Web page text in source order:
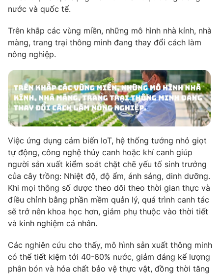
nước và quốc tế.
Trên khắp các vùng miền, những mô hình nhà kính, nhà
màng, trang trại thông minh đang thay đổi cách làm
nông nghiệp.
Việc ứng dụng cảm biến IoT, hệ thống tướng nhỏ giọt
tự động, công nghệ thủy canh hoặc khí canh giúp
người sản xuất kiểm soát chặt chẽ yếu tố sinh trưởng
của cây trồng: Nhiệt độ, độ ẩm, ánh sáng, dinh dưỡng.
Khi mọi thông số được theo dõi theo thời gian thực và
điều chỉnh bằng phần mềm quản lý, quá trình canh tác
sẽ trở nên khoa học hơn, giảm phụ thuộc vào thời tiết
và kinh nghiệm cá nhân.
Các nghiên cứu cho thấy, mô hình sản xuất thông minh
có thể tiết kiệm tới 40-60% nước, giảm đáng kể lượng
phân bón và hóa chất bảo vệ thực vật, đồng thời tăng